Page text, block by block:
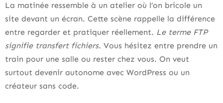
La matinée ressemble à un atelier où l’on bricole un
site devant un écran. Cette scène rappelle la différence
entre regarder et pratiquer réellement. Le terme FTP
signifie transfert fichiers. Vous hésitez entre prendre un
train pour une salle ou rester chez vous. On veut
surtout devenir autonome avec WordPress ou un
créateur sans code.